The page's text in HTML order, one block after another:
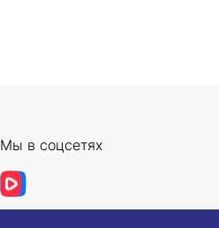
Мы в соцсетях